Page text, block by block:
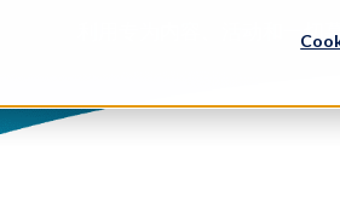
利用专为内容、活动和一